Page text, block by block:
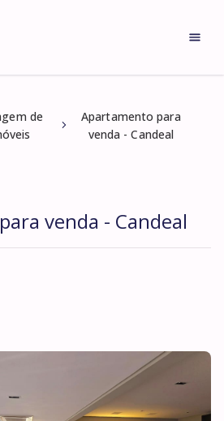
de
Apartamento para
venda - Candeal
venda - Candeal